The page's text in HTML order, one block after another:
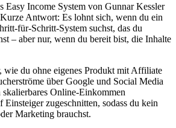
Easy Income System von Gunnar Kessler
Antwort: Es lohnt sich, wenn du ein
für-Schritt-System suchst, das du
– aber nur, wenn du bereit bist, die Inhalte
wie du ohne eigenes Produkt mit Affiliate
über Google und Social Media
skalierbares Online-Einkommen
zugeschnitten, sodass du kein
Marketing brauchst.